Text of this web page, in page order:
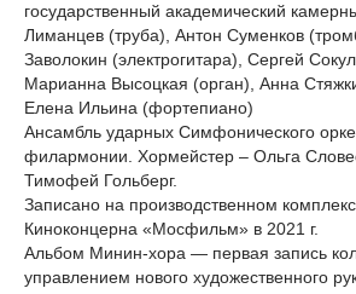
государственный академический
Лиманцев (труба), Антон Суменков
Заволокин (электрогитара), Сергей
Марианна Высоцкая (орган), Анна
Елена Ильина (фортепиано)
Ансамбль ударных Симфонического
филармонии. Хормейстер – Ольга
Тимофей Гольберг.
Записано на производственном
Киноконцерна «Мосфильм» в 2021 г.
Альбом Минин-хора — первая запись
управлением нового художественного